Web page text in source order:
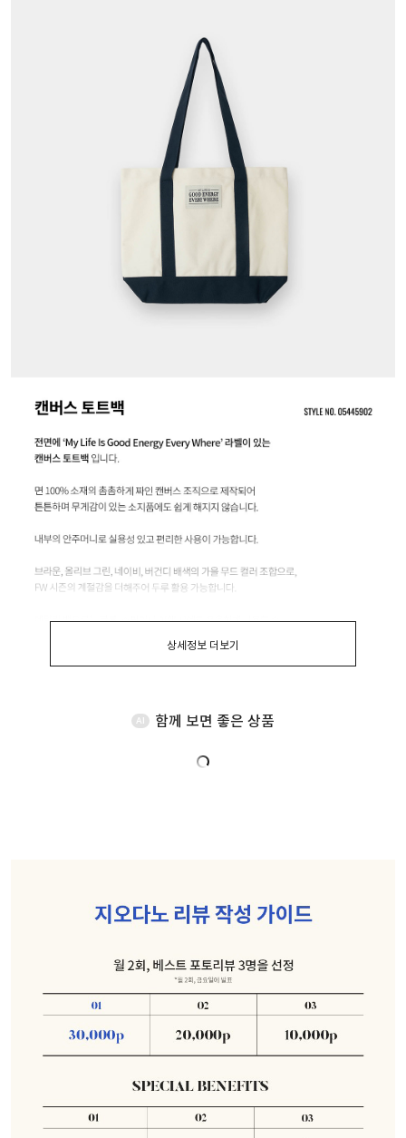
상세정보 더보기
AI 함께 보면 좋은 상품